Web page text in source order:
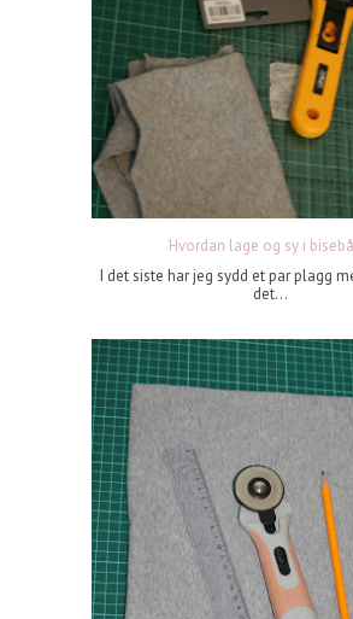
Hvordan lage og sy i
I det siste har jeg sydd et par plagg
det...